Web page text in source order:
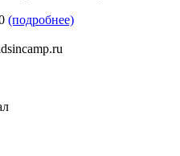
(подробнее)